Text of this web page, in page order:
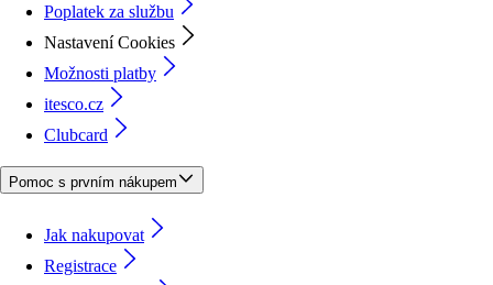
Poplatek za službu
Nastavení Cookies
Možnosti platby
itesco.cz
Clubcard
Pomoc s prvním nákupem
Jak nakupovat
Registrace